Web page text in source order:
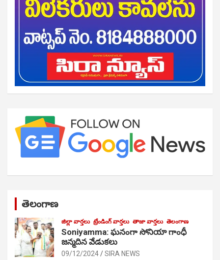
తెలంగాణ
జిల్లా వార్తలు ట్రేండింగ్ వార్తలు తాజా వార్తలు తెలంగాణ
Soniyamma: ఘ‌నంగా సోనియా గాంధీ
జ‌న్మ‌దిన వేడుక‌లు
09/12/2024 SIRA NEWS